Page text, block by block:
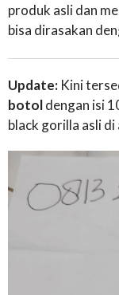
produk asli dan
bisa dirasakan
Update: Kini
botoldengan isi
black gorilla asli